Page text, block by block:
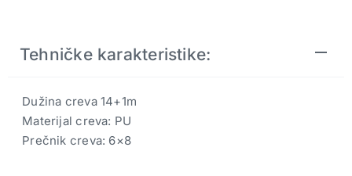
Tehničke karakteristike:
Dužina creva 14+1m
Materijal creva: PU
Prečnik creva: 6×8